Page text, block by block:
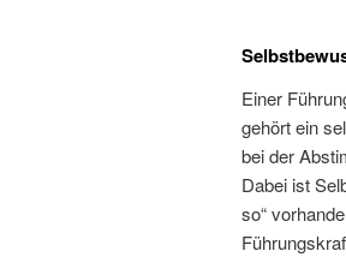
Einer
gehört ein
bei der
Dabei ist
so“